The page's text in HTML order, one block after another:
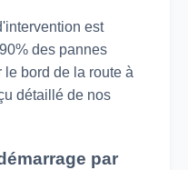
est
des pannes
bord de la route à
détaillé de nos
par